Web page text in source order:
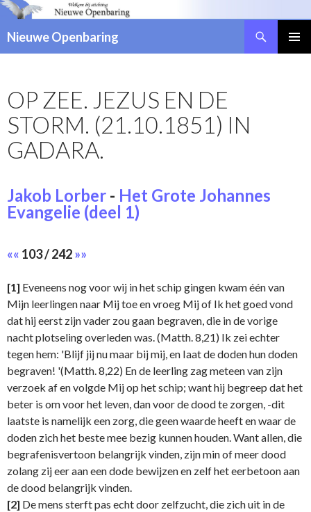
Nieuwe Openbaring
SPRINGEN
OP ZEE. JEZUS EN DE
STORM. (21.10.1851) IN
GADARA.
Jakob Lorber - Het Grote Johannes
Evangelie (deel 1)
«« 103 / 242»»
[1] Eveneens nog voor wij in het schip gingen kwam één van
Mijn leerlingen naar Mij toe en vroeg Mij of Ik het goed vond
dat hij eerst zijn vader zou gaan begraven, die in de vorige
nacht plotseling overleden was. (Matth. 8,21) Ik zei echter
tegen hem: 'Blijf jij nu maar bij mij, en Iaat de doden hun doden
begraven! '(Matth. 8,22) En de leerling zag meteen van zijn
verzoek af en volgde Mij op het schip; want hij begreep dat het
beter is om voor het leven, dan voor de dood te zorgen, -dit
laatste is namelijk een zorg, die geen waarde heeft en waar de
doden zich het beste mee bezig kunnen houden. Want allen, die
begrafenisvertoon belangrijk vinden, zijn min of meer dood
zolang zij eer aan een dode bewijzen en zelf het eerbetoon aan
de dood belangrijk vinden.
[2] De mens sterft pas echt door zelfzucht, die zich uit in de